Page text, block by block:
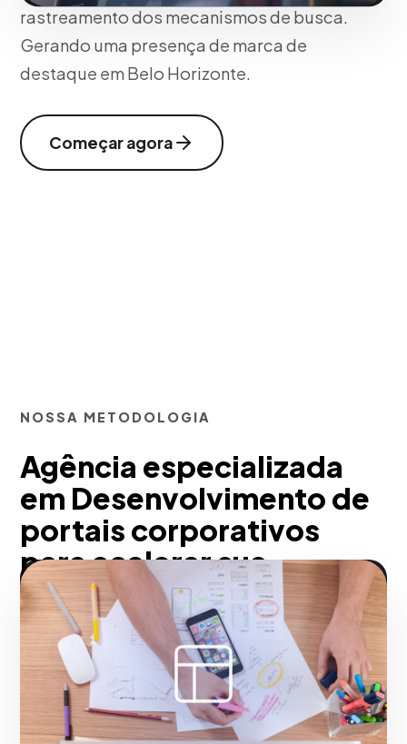
rastreamento dos mecanismos de busca.
Gerando uma presença de marca de
destaque em Belo Horizonte.
Começar agora
NOSSA METODOLOGIA
Agência especializada
em Desenvolvimento de
portais corporativos
para acelerar sua
presença digital para
Belo Horizonte
Trabalhando junto com você,
construímos ecossistemas digitais
focados em conversas B2B e B2C. Além